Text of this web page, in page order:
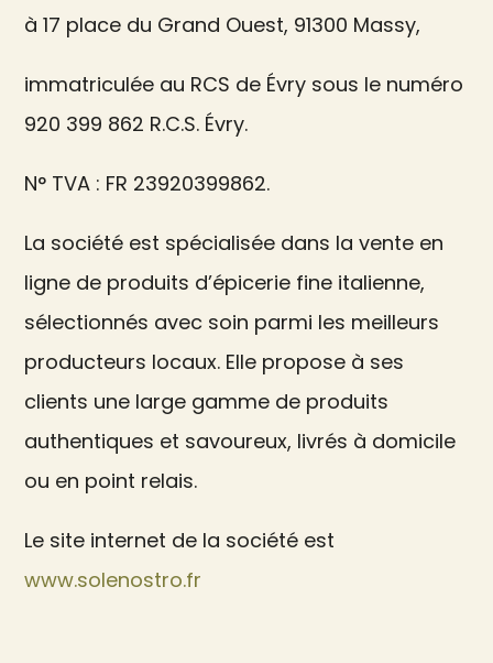
à 17 place du Grand Ouest, 91300 Massy,
immatriculée au RCS de Évry sous le numéro
920 399 862 R.C.S. Évry.
N° TVA : FR 23920399862.
La société est spécialisée dans la vente en
ligne de produits d’épicerie fine italienne,
sélectionnés avec soin parmi les meilleurs
producteurs locaux. Elle propose à ses
clients une large gamme de produits
authentiques et savoureux, livrés à domicile
ou en point relais.
Le site internet de la société est
www.solenostro.fr